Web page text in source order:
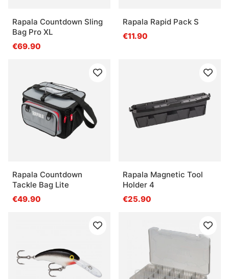
Rapala Countdown Sling
Bag Pro XL
€69.90
Rapala Rapid Pack S
€11.90
Rapala Countdown
Tackle Bag Lite
€49.90
Rapala Magnetic Tool
Holder 4
€25.90